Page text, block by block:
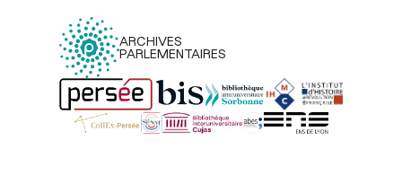
ARCHIVES
PARLEMENTAIRES